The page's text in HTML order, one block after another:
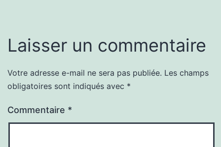
Laisser un commentaire
Votre adresse e-mail ne sera pas publiée. Les champs
obligatoires sont indiqués avec *
Commentaire *